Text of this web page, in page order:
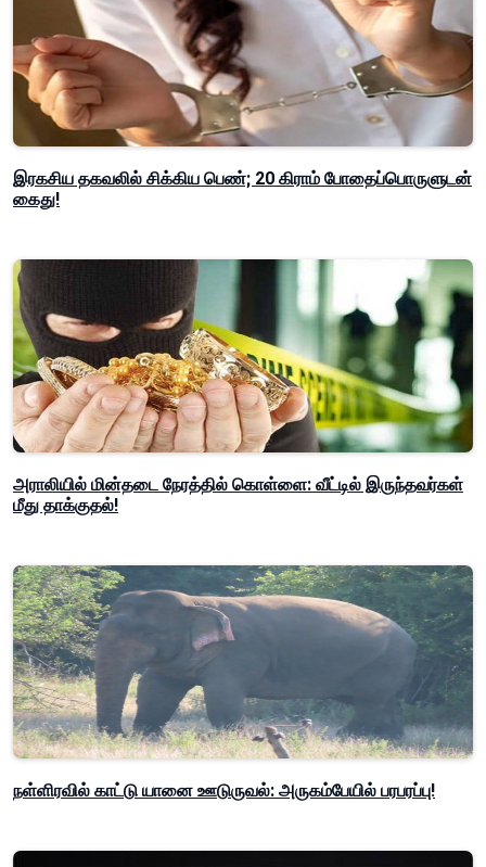
இரகசிய தகவலில் சிக்கிய பெண்; 20 கிராம் போதைப்பொருளுடன்
கைது!
அராலியில் மின்தடை நேரத்தில் கொள்ளை: வீட்டில் இருந்தவர்கள்
மீது தாக்குதல்!
நள்ளிரவில் காட்டு யானை ஊடுருவல்: அருகம்பேயில் பரபரப்பு!